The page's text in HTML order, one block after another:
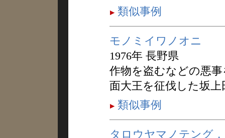
類似事例
モノミイワノオニ
1976年 長野県
作物を盗むなどの悪
面大王を征伐した坂
類似事例
タロウヤマノテング